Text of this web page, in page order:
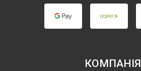
КОМПАНІЯ